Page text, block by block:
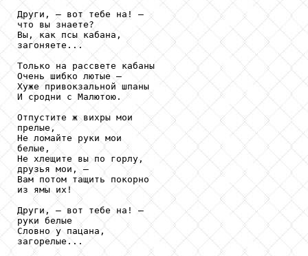
Други, — вот тебе на! —
что вы знаете?
Вы, как псы кабана,
загоняете...
Только на рассвете кабаны
Очень шибко лютые —
Хуже привокзальной шпаны
И сродни с Малютою.
Отпустите ж вихры мои
прелые,
Не ломайте руки мои
белые,
Не хлещите вы по горлу,
друзья мои, —
Вам потом тащить покорно
из ямы их!
Други, — вот тебе на! —
руки белые
Словно у пацана,
загорелые...